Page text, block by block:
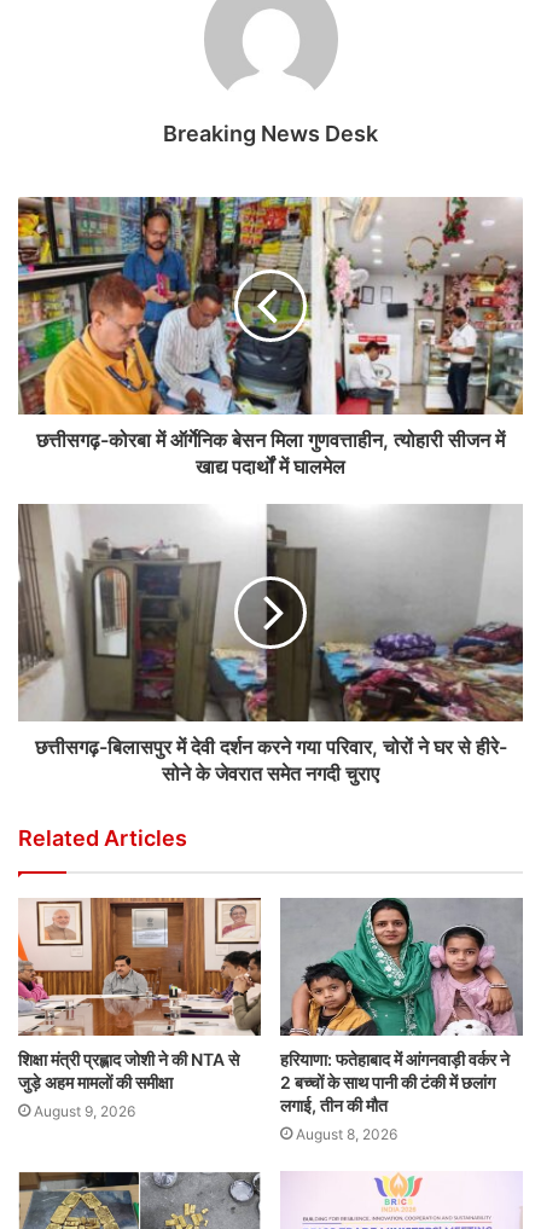
Breaking News Desk
छत्तीसगढ़-कोरबा में ऑर्गेनिक बेसन मिला गुणवत्ताहीन, त्योहारी सीजन में
खाद्य पदार्थों में घालमेल
छत्तीसगढ़-बिलासपुर में देवी दर्शन करने गया परिवार, चोरों ने घर से हीरे-
सोने के जेवरात समेत नगदी चुराए
Related Articles
शिक्षा मंत्री प्रह्लाद जोशी ने की NTA से
जुड़े अहम मामलों की समीक्षा
August 9, 2026
हरियाणा: फतेहाबाद में आंगनवाड़ी वर्कर ने
2 बच्चों के साथ पानी की टंकी में छलांग
लगाई, तीन की मौत
August 8, 2026